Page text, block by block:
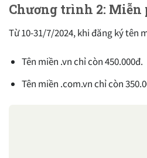
Chương trình 2: Miễn
Từ 10-31/7/2024, khi đăng ký tên
Tên miền .vn chỉ còn 450.000đ.
Tên miền .com.vn chỉ còn